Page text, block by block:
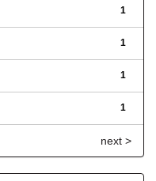
1
1
1
1
next >